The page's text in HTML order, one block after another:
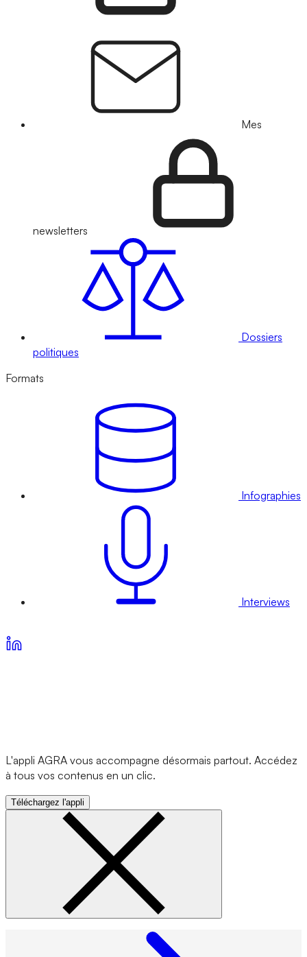
Mes
newsletters
Dossiers
politiques
Formats
Infographies
Interviews
L'appli AGRA vous accompagne désormais partout. Accédez
à tous vos contenus en un clic.
Téléchargez l'appli